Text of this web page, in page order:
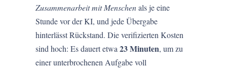
Zusammenarbeit mit Menschenals je eine
Stunde vor der KI, und jede Übergabe
hinterlässt Rückstand. Die verifizierten Kosten
sind hoch: Es dauert etwa23 Minuten, um zu
einer unterbrochenen Aufgabe voll